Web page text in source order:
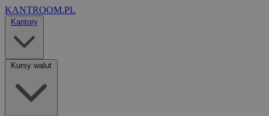
KANTROOM.PL
Kantory
Kursy walut